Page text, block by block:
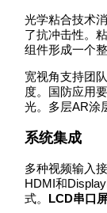
光学粘合技术
了抗冲击性。
组件形成一个整
宽视角支持团
度。国防应用
光。多层AR涂
系统集成
多种视频输入
HDMI和
式。 LCD串口